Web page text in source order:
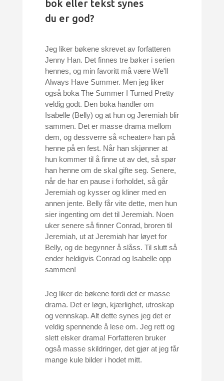
bok eller tekst synes
du er god?
Jeg liker bøkene skrevet av forfatteren
Jenny Han. Det finnes tre bøker i serien
hennes, og min favoritt må være We'll
Always Have Summer. Men jeg liker
også boka The Summer I Turned Pretty
veldig godt. Den boka handler om
Isabelle (Belly) og at hun og Jeremiah blir
sammen. Det er masse drama mellom
dem, og dessverre så «cheater» han på
henne på en fest. Når han skjønner at
hun kommer til å finne ut av det, så spør
han henne om de skal gifte seg. Senere,
når de har en pause i forholdet, så går
Jeremiah og kysser og kliner med en
annen jente. Belly får vite dette, men hun
sier ingenting om det til Jeremiah. Noen
uker senere så finner Conrad, broren til
Jeremiah, ut at Jeremiah har løyet for
Belly, og de begynner å slåss. Til slutt så
ender heldigvis Conrad og Isabelle opp
sammen!
Jeg liker de bøkene fordi det er masse
drama. Det er løgn, kjærlighet, utroskap
og vennskap. Alt dette synes jeg det er
veldig spennende å lese om. Jeg rett og
slett elsker drama! Forfatteren bruker
også masse skildringer, det gjør at jeg får
mange kule bilder i hodet mitt.